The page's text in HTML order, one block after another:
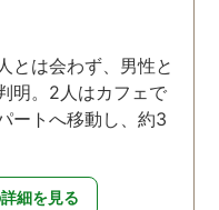
とは会わず、男性と
明。2人はカフェで
ートへ移動し、約3
細を見る